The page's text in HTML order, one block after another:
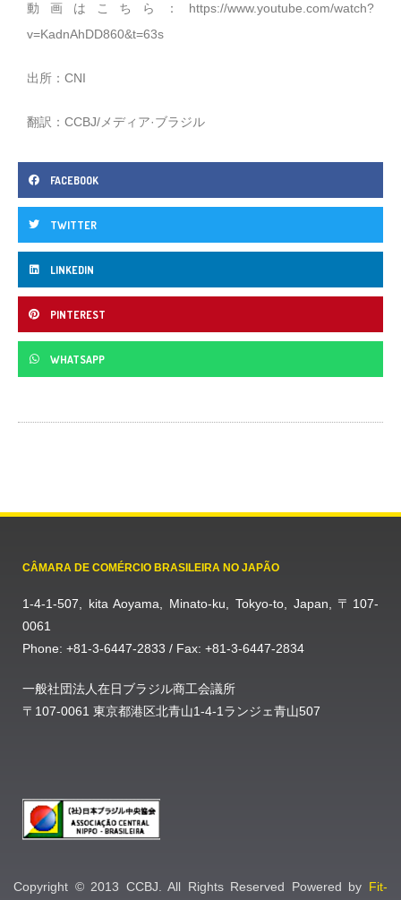
動画はこちら： https://www.youtube.com/watch?
v=KadnAhDD860&t=63s
出所：CNI
翻訳：CCBJ/メディア·ブラジル
FACEBOOK
TWITTER
LINKEDIN
PINTEREST
WHATSAPP
CÂMARA DE COMÉRCIO BRASILEIRA NO JAPÃO
1-4-1-507, kita Aoyama, Minato-ku, Tokyo-to, Japan, 〒107-
0061
Phone: +81-3-6447-2833 / Fax: +81-3-6447-2834
一般社団法人在日ブラジル商工会議所
〒107-0061 東京都港区北青山1-4-1ランジェ青山507
Copyright © 2013 CCBJ. All Rights Reserved Powered by Fit-